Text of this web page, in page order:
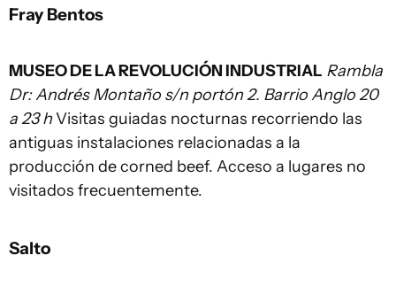
Fray Bentos
MUSEO DE LA REVOLUCIÓN INDUSTRIAL Rambla
Dr: Andrés Montaño s/n portón 2. Barrio Anglo 20
a 23 hVisitas guiadas nocturnas recorriendo las
antiguas instalaciones relacionadas a la
producción de corned beef. Acceso a lugares no
visitados frecuentemente.
Salto